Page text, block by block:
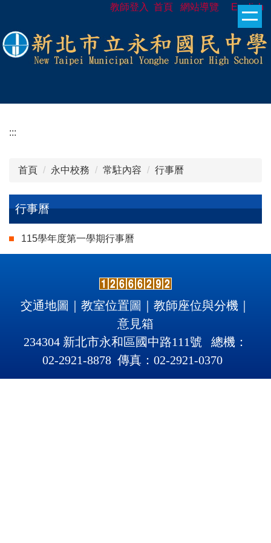
主
要
教師登入 首頁 網站導覽 English
:::
首頁 永中校務 常駐內容 行事曆
行事曆
115學年度第一學期行事曆
交通地圖 教室位置圖 教師座位與分機
意見箱
234304 新北市永和區國中路111號 總機：
02-2921-8878 傳真：02-2921-0370